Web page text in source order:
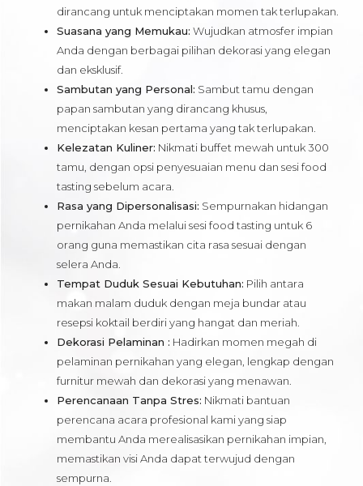
dirancang untuk menciptakan momen tak terlupakan.
Suasana yang Memukau: Wujudkan atmosfer impian
Anda dengan berbagai pilihan dekorasi yang elegan
dan eksklusif.
Sambutan yang Personal: Sambut tamu dengan
papan sambutan yang dirancang khusus,
menciptakan kesan pertama yang tak terlupakan.
Kelezatan Kuliner: Nikmati buffet mewah untuk 300
tamu, dengan opsi penyesuaian menu dan sesi food
tasting sebelum acara.
Rasa yang Dipersonalisasi: Sempurnakan hidangan
pernikahan Anda melalui sesi food tasting untuk 6
orang guna memastikan cita rasa sesuai dengan
selera Anda.
Tempat Duduk Sesuai Kebutuhan: Pilih antara
makan malam duduk dengan meja bundar atau
resepsi koktail berdiri yang hangat dan meriah.
Dekorasi Pelaminan : Hadirkan momen megah di
pelaminan pernikahan yang elegan, lengkap dengan
furnitur mewah dan dekorasi yang menawan.
Perencanaan Tanpa Stres: Nikmati bantuan
perencana acara profesional kami yang siap
membantu Anda merealisasikan pernikahan impian,
memastikan visi Anda dapat terwujud dengan
sempurna.